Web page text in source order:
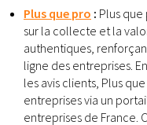
Plus que pro : Plus
sur la collecte et la
authentiques,
ligne des entreprises.
les avis clients, Plus
entreprises via un
entreprises de France.